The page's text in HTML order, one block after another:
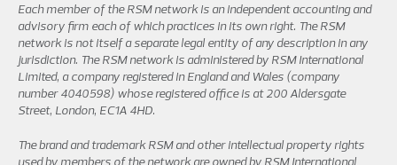
Each member of the RSM network is an independent accounting and
advisory firm each of which practices in its own right. The RSM
network is not itself a separate legal entity of any description in any
jurisdiction. The RSM network is administered by RSM International
Limited, a company registered in England and Wales (company
number 4040598) whose registered office is at 200 Aldersgate
Street, London, EC1A 4HD.
The brand and trademark RSM and other intellectual property rights
used by members of the network are owned by RSM International